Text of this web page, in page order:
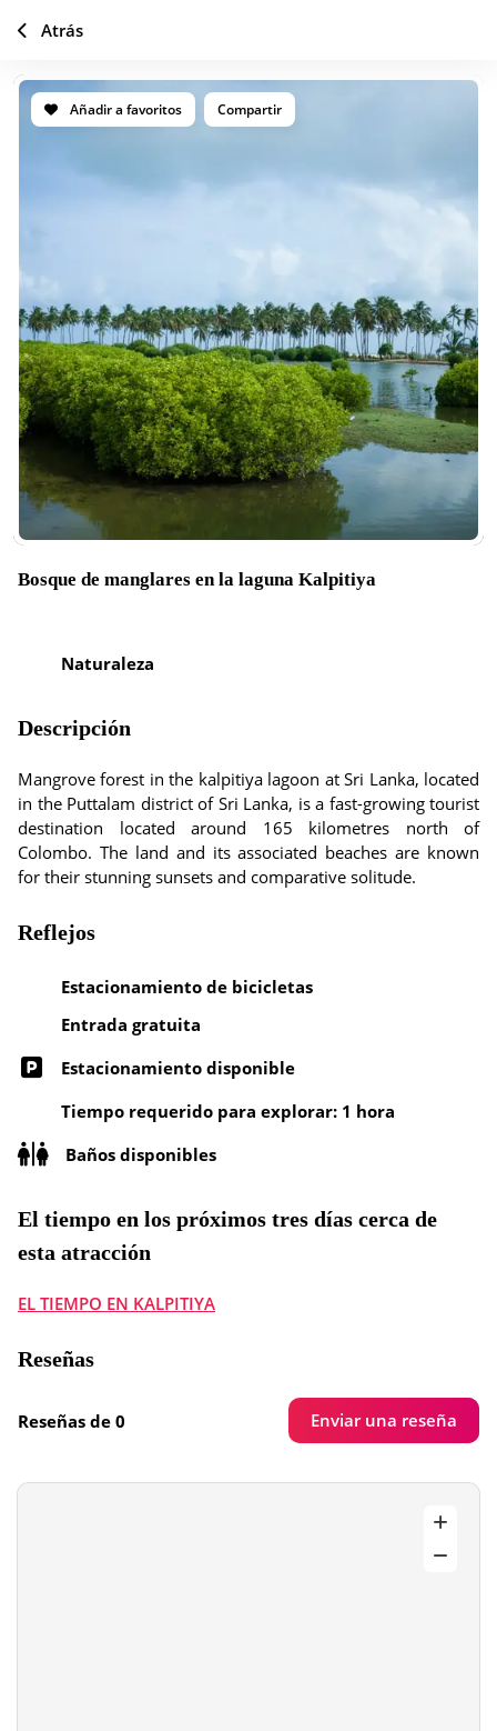
Añadir a favoritos Compartir
Bosque de manglares en la laguna Kalpitiya
Naturaleza
Descripción
Mangrove forest in the kalpitiya lagoon at Sri Lanka, located
in the Puttalam district of Sri Lanka, is a fast-growing tourist
destination located around 165 kilometres north of
Colombo. The land and its associated beaches are known
for their stunning sunsets and comparative solitude.
Reflejos
Estacionamiento de bicicletas
Entrada gratuita
Estacionamiento disponible
Tiempo requerido para explorar: 1 hora
Baños disponibles
El tiempo en los próximos tres días cerca de
esta atracción
EL TIEMPO EN KALPITIYA
Reseñas
Reseñas de 0 Enviar una reseña
Atrás